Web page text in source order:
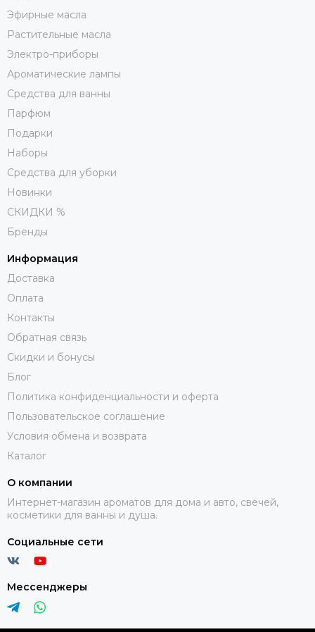
Эфирные масла
Растительные масла
Электро-приборы
Ароматические лампы
Средства для ванны
Парфюм
Подарки
Наборы
Средства для уборки
Новинки
СКИДКИ %
Бренды
Информация
Доставка
Оплата
Контакты
Обратная связь
Скидки и бонусы
Блог
Политика конфиденциальности и оферта
Пользовательское соглашение
Условия обмена и возврата
Каталог
О компании
Интернет-магазин ароматов для дома и авто, свечей,
косметики для ванны и душа.
Социальные сети
Мессенджеры